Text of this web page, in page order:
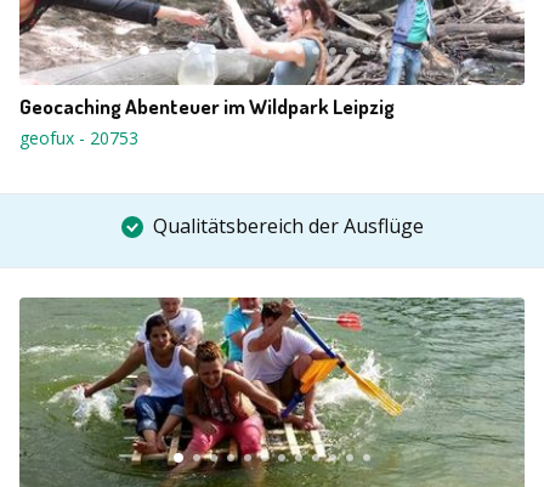
Geocaching Abenteuer im Wildpark Leipzig
geofux - 20753
Qualitätsbereich der Ausflüge